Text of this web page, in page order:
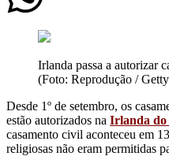
Irlanda passa a autorizar
(Foto: Reprodução /
Desde 1º de setembro, os
estão autorizados na Irlanda do
casamento civil aconteceu em
religiosas não eram permitidas